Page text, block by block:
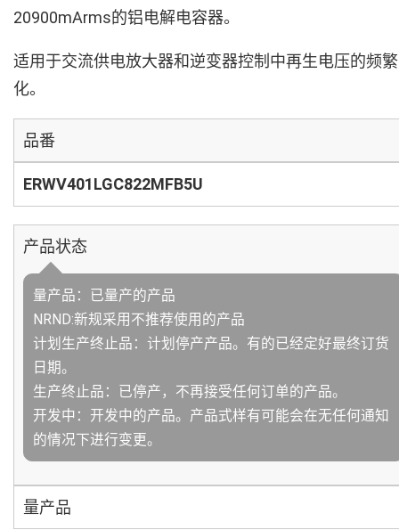
20900mArms的铝电解电容器。
适用于交流供电放大器和逆变器控制中再生电压的频
化。
品番
ERWV401LGC822MFB5U
产品状态
量产品：已量产的产品
NRND:新规采用不推荐使用的产品
计划生产终止品：计划停产产品。有的已经定好最终订货
日期。
生产终止品：已停产，不再接受任何订单的产品。
开发中：开发中的产品。产品式样有可能会在无任何通知
的情况下进行变更。
量产品